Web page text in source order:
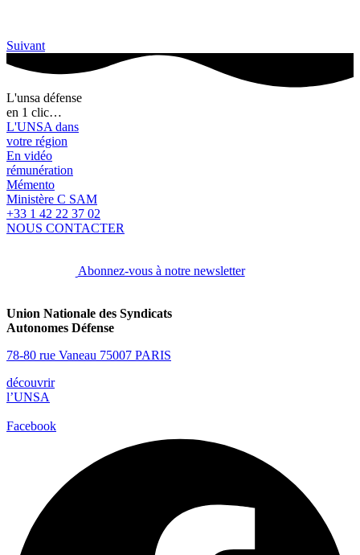
Suivant
L'unsa défense
en 1 clic…
L'UNSA dans
votre région
En vidéo
rémunération
Mémento
Ministère C SAM
+33 1 42 22 37 02
NOUS CONTACTER
Abonnez-vous à notre newsletter
Union Nationale des Syndicats
Autonomes Défense
78-80 rue Vaneau 75007 PARIS
découvrir
l’UNSA
Facebook